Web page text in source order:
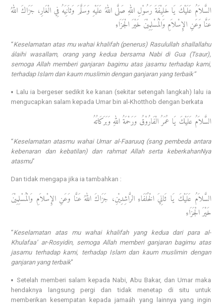
السَّلاَمُ عَلَيْكَ يَا خَلِيْفَةَ رَسُوْلِ اللهِ صَلَّى اللهُ عَلَيْهِ وَسَلَّمَ وَثاَنِيَهُ فِي الْغَارِ، جَزَاكَ اللهُ
عَنَّا وَعَنِ الإِسْلاَمِ وَالْمُسْلِمِيْنَ خَيْرَ الْجَزَاءِ
“Keselamatan atas mu wahai khalifah (penerus) Rasulullah shallallahu
álaihi wasallam, orang yang kedua bersama Nabi di Gua (Tsaur),
semoga Allah memberi ganjaran bagimu atas jasamu terhadap kami,
terhadap Islam dan kaum muslimin dengan ganjaran yang terbaik”
▪️ Lalu ia bergeser sedikit ke kanan (sekitar setengah langkah) lalu ia
mengucapkan salam kepada Umar bin al-Khotthob dengan berkata
السَّلاَمُ عَلَيْكَ يَا عُمَرُ الْفَارُوْقُ وَرَحْمَةُ اللهِ وَبَرَكَاتُهُ
“Keselamatan atasmu wahai Umar al-Faaruuq (sang pembeda antara
kebenaran dan kebatilan) dan rahmat Allah serta keberkahanNya
atasmu”
Dan tidak mengapa jika ia tambahkan :
السَّلاَمُ عَلَيْكَ يَا ثَانِيَ الْخُلَفَاءِ الرَّاشِدِيْنِ، جَزَاكَ اللهُ عَنَّا وَعَنِ الإِسْلاَمِ وَالْمُسْلِمِيْنَ
خَيْرَ الْجَزَاءِ
“Keselamatan atas mu wahai khalifah yang kedua dari para al-
Khulafaa’ ar-Rosyidin, semoga Allah memberi ganjaran bagimu atas
jasamu terhadap kami, terhadap Islam dan kaum muslimin dengan
ganjaran yang terbaik”
▪️ Setelah memberi salam kepada Nabi, Abu Bakar, dan Umar maka
hendaknya langsung pergi dan tidak menetap di situ untuk
memberikan kesempatan kepada jamaáh yang lainnya yang ingin